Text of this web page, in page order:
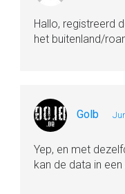
Hallo, registreerd
het buitenland/
Golb
Yep, en met
kan de data in